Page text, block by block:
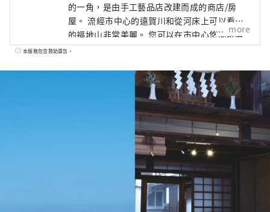
的一角，是由手工藝品店改建而成的商店/房
屋。 流經市中心的遠賀川和從河床上可以看到
的福地山非常美麗。 您可以在市中心悠閒地度
過時光，那裡的時間平靜地流淌。 我喜歡聽人
花園也是我時間的重要部分。讓我們慢慢交
談，分享一些安靜的時光。
more
本服務包含贊助廣告。